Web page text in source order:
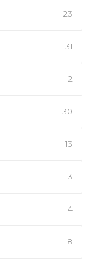
23
31
2
30
13
3
4
8